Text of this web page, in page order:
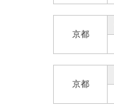
京都
京都